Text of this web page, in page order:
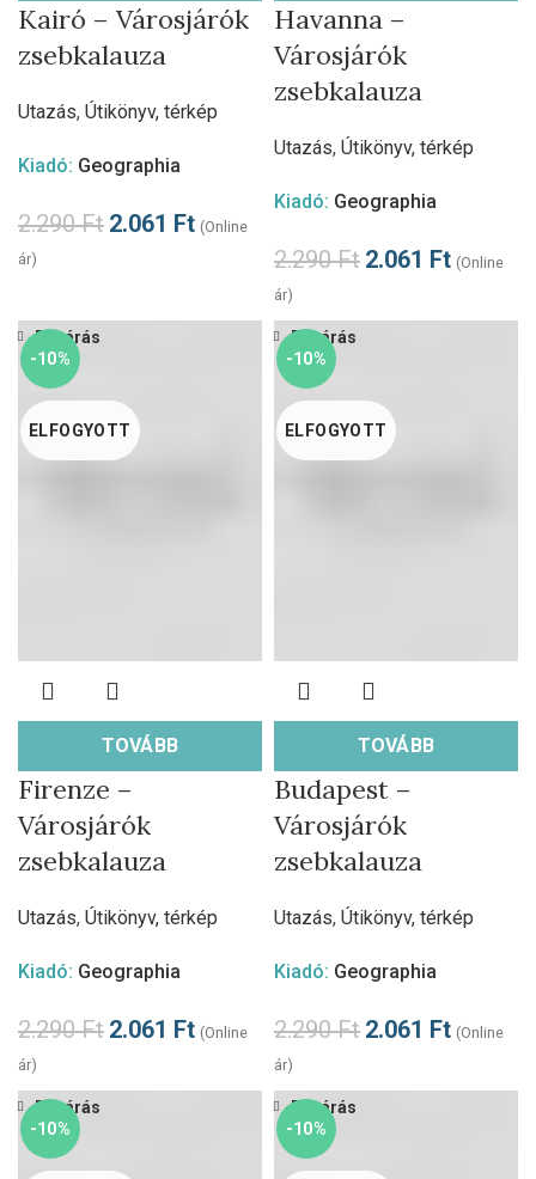
Kairó – Városjárók
zsebkalauza
Utazás, Útikönyv, térkép
Kiadó: Geographia
2.290Ft 2.061 Ft (Online
ár)
Havanna –
Városjárók
zsebkalauza
Utazás, Útikönyv, térkép
Kiadó: Geographia
2.290Ft 2.061 Ft (Online
ár)
-10%
ELFOGYOTT
TOVÁBB
Bezárás
Firenze –
Városjárók
zsebkalauza
Utazás, Útikönyv, térkép
Kiadó: Geographia
2.290Ft 2.061 Ft (Online
ár)
-10%
ELFOGYOTT
TOVÁBB
Bezárás
Budapest –
Városjárók
zsebkalauza
Utazás, Útikönyv, térkép
Kiadó: Geographia
2.290Ft 2.061 Ft (Online
ár)
-10%
Bezárás
-10%
Bezárás